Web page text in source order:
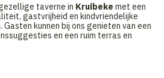
taverne in Kruibeke met een
gastvrijheid en kindvriendelijke
kunnen bij ons genieten van een
en een ruim terras en